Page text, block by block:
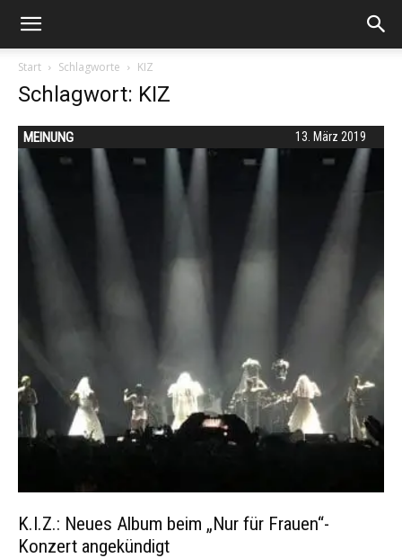
Start Schlagworte KIZ
Schlagwort: KIZ
13. März 2019
MEINUNG
K.I.Z.: Neues Album beim „Nur für Frauen“-
Konzert angekündigt